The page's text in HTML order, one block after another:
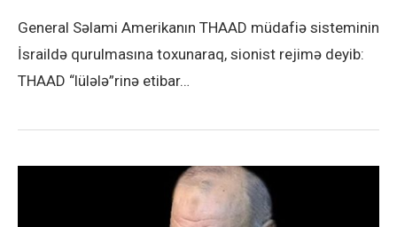
General Səlami Amerikanın THAAD müdafiə sisteminin
İsraildə qurulmasına toxunaraq, sionist rejimə deyib:
THAAD “lülələ”rinə etibar…